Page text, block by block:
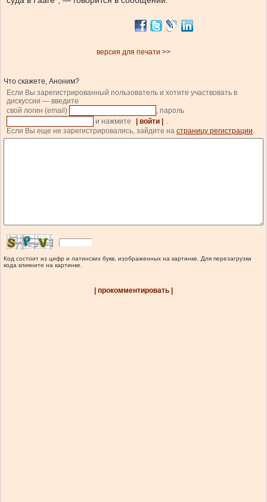
версия для печати >>
Что скажете, Аноним?
Если Вы зарегистрированный пользователь и хотите участвовать в
дискуссии — введите
свой логин (email)
, пароль
и нажмите
| войти |
.
Если Вы еще не зарегистрировались, зайдите на страницу регистрации.
Код состоит из цифр и латинских букв, изображенных на картинке. Для перезагрузки
кода кликните на картинке.
| прокомментировать |